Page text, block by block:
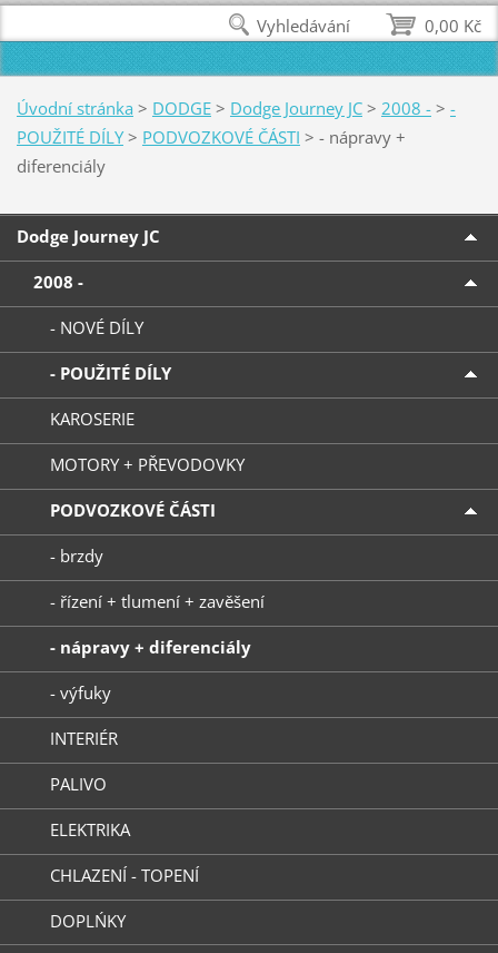
Úvodní stránka > DODGE > Dodge Journey JC > 2008 - > -
POUŽITÉ DÍLY > PODVOZKOVÉ ČÁSTI > - nápravy +
diferenciály
Dodge Journey JC
2008 -
- NOVÉ DÍLY
- POUŽITÉ DÍLY
KAROSERIE
MOTORY + PŘEVODOVKY
PODVOZKOVÉ ČÁSTI
- brzdy
- řízení + tlumení + zavěšení
- nápravy + diferenciály
- výfuky
INTERIÉR
PALIVO
ELEKTRIKA
CHLAZENÍ - TOPENÍ
DOPLŃKY
0,00 Kč
Vyhledávání